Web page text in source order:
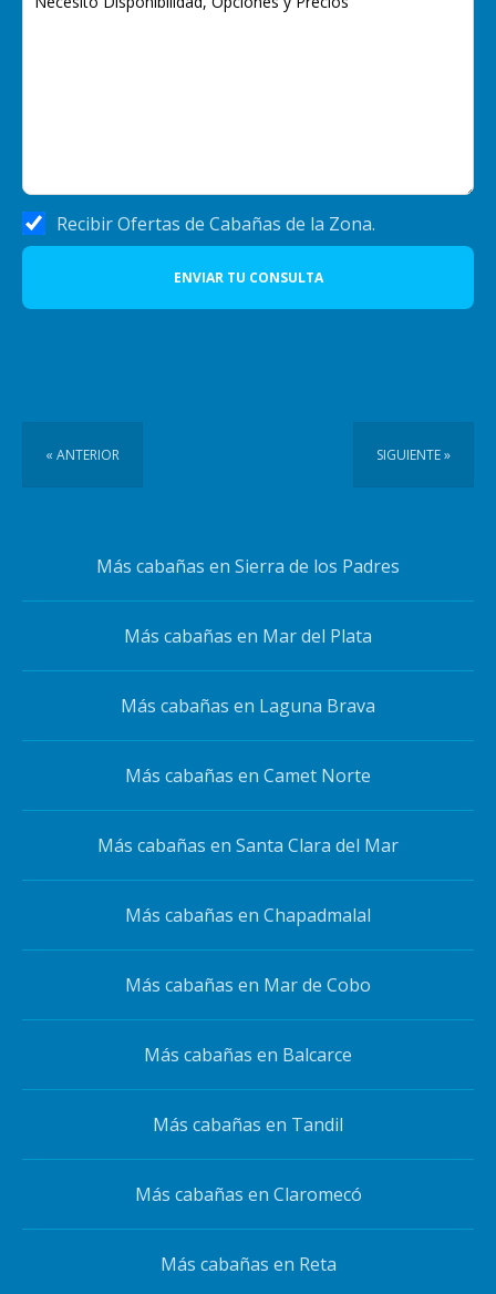
Recibir Ofertas de Cabañas de la Zona.
ENVIAR TU CONSULTA
« ANTERIOR SIGUIENTE »
Más cabañas en Sierra de los Padres
Más cabañas en Mar del Plata
Más cabañas en Laguna Brava
Más cabañas en Camet Norte
Más cabañas en Santa Clara del Mar
Más cabañas en Chapadmalal
Más cabañas en Mar de Cobo
Más cabañas en Balcarce
Más cabañas en Tandil
Más cabañas en Claromecó
Más cabañas en Reta